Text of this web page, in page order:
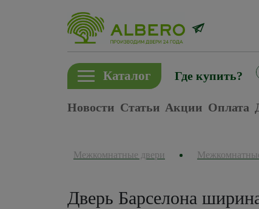
Каталог Где купить?
Новости Статьи Акции Оплата
Межкомнатные двери
Дверь Барселона